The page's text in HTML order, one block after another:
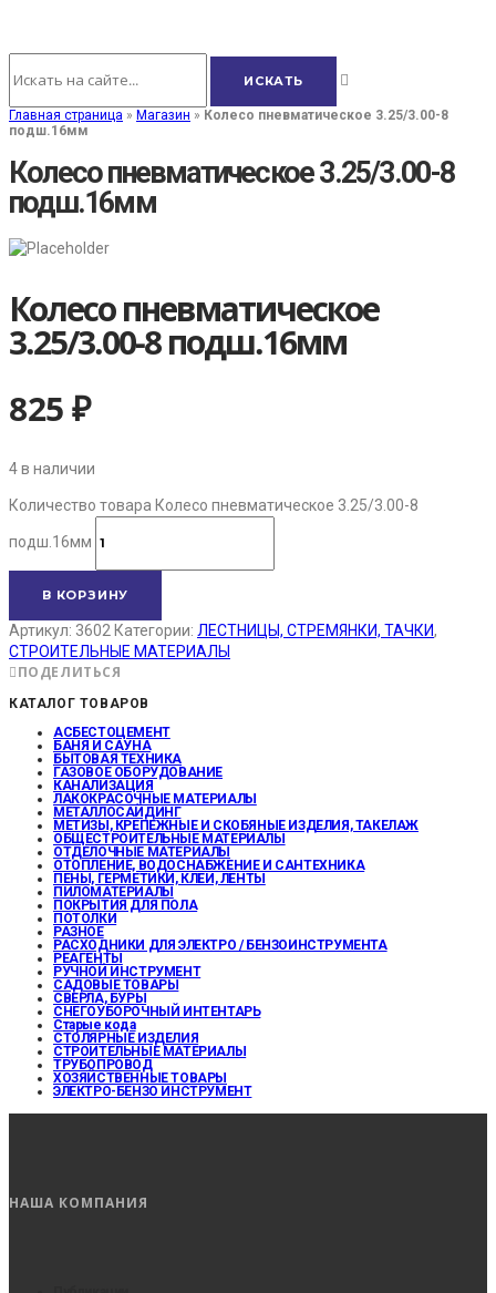
Главная страница » Магазин » Колесо пневматическое 3.25/3.00-8
подш.16мм
Колесо пневматическое 3.25/3.00-8
подш.16мм
Колесо пневматическое
3.25/3.00-8 подш.16мм
825₽
4 в наличии
Количество товара Колесо пневматическое 3.25/3.00-8
подш.16мм
В КОРЗИНУ
Артикул: 3602 Категории: ЛЕСТНИЦЫ, СТРЕМЯНКИ, ТАЧКИ,
СТРОИТЕЛЬНЫЕ МАТЕРИАЛЫ
ПОДЕЛИТЬСЯ
КАТАЛОГ ТОВАРОВ
АСБЕСТОЦЕМЕНТ
БАНЯ И САУНА
БЫТОВАЯ ТЕХНИКА
ГАЗОВОЕ ОБОРУДОВАНИЕ
КАНАЛИЗАЦИЯ
ЛАКОКРАСОЧНЫЕ МАТЕРИАЛЫ
МЕТАЛЛОСАЙДИНГ
МЕТИЗЫ, КРЕПЕЖНЫЕ И СКОБЯНЫЕ ИЗДЕЛИЯ, ТАКЕЛАЖ
ОБЩЕСТРОИТЕЛЬНЫЕ МАТЕРИАЛЫ
ОТДЕЛОЧНЫЕ МАТЕРИАЛЫ
ОТОПЛЕНИЕ, ВОДОСНАБЖЕНИЕ И САНТЕХНИКА
ПЕНЫ, ГЕРМЕТИКИ, КЛЕИ, ЛЕНТЫ
ПИЛОМАТЕРИАЛЫ
ПОКРЫТИЯ ДЛЯ ПОЛА
ПОТОЛКИ
РАЗНОЕ
РАСХОДНИКИ ДЛЯ ЭЛЕКТРО / БЕНЗОИНСТРУМЕНТА
РЕАГЕНТЫ
РУЧНОЙ ИНСТРУМЕНТ
САДОВЫЕ ТОВАРЫ
СВЕРЛА, БУРЫ
СНЕГОУБОРОЧНЫЙ ИНТЕНТАРЬ
Старые кода
СТОЛЯРНЫЕ ИЗДЕЛИЯ
СТРОИТЕЛЬНЫЕ МАТЕРИАЛЫ
ТРУБОПРОВОД
ХОЗЯЙСТВЕННЫЕ ТОВАРЫ
ЭЛЕКТРО-БЕНЗО ИНСТРУМЕНТ
НАША КОМПАНИЯ